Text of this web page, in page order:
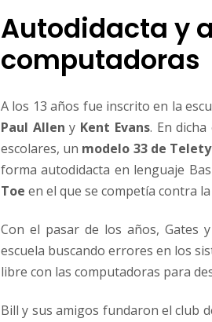
Autodidacta y
computadoras
A los 13 años fue inscrito en la
Paul Allen y Kent Evans. En
escolares, un modelo 33 de
forma autodidacta en lenguaje
Toe en el que se competía contra
Con el pasar de los años, Gates
escuela buscando errores en los
libre con las computadoras para
Bill y sus amigos fundaron el club